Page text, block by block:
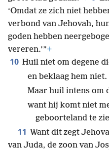
‘Omdat ze zich niet
verbond van Jehovah,
goden hebben
vereren.’”+
10 Huil niet om degene
en beklaag hem niet.
Maar huil intens om
want hij komt niet
geboorteland te
11 Want dit zegt
van Juda, de zoon van